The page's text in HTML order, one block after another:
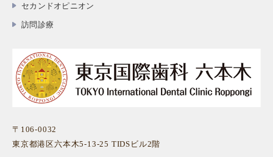
セカンドオピニオン
訪問診療
〒106-0032
東京都港区六本木5-13-25 TIDSビル2階